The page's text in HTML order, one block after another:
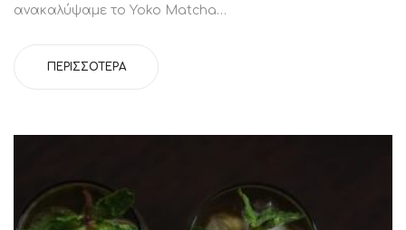
ανακαλύψαμε το Yoko Matcha…
ΠΕΡΙΣΣΌΤΕΡΑ